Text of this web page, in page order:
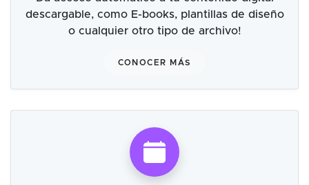
descargable, como E-books, plantillas de diseño
o cualquier otro tipo de archivo!
CONOCER MÁS